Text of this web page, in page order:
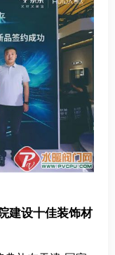
建设十佳装饰材